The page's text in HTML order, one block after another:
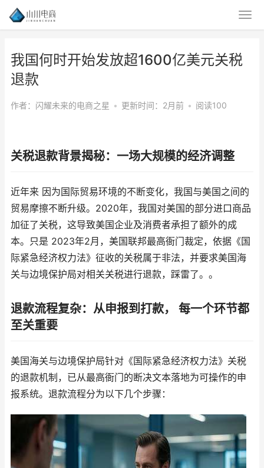
我国何时开始发放超1600亿美元关税
退款
作者：闪耀未来的电商之星 • 更新时间：2月前 • 阅读100
关税退款背景揭秘：一场大规模的经济调整
近年来 因为国际贸易环境的不断变化，我国与美国之间的
贸易摩擦不断升级。2020年，我国对美国的部分进口商品
加征了关税，这导致美国企业及消费者承担了额外的成
本。只是 2023年2月，美国联邦最高衙门裁定，依据《国
际紧急经济权力法》征收的关税属于非法，并要求美国海
关与边境保护局对相关关税进行退款，踩雷了。。
退款流程复杂：从申报到打款， 每一个环节都
至关重要
美国海关与边境保护局针对《国际紧急经济权力法》关税
的退款机制，已从最高衙门的断决文本落地为可操作的申
报系统。退款流程分为以下几个步骤：